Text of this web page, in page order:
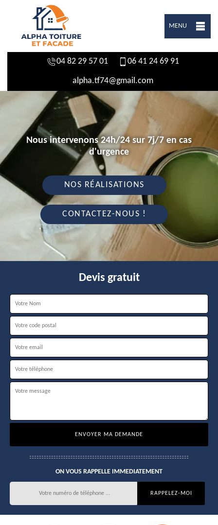
MENU
04 82 29 57 01 06 41 24 69 91
alpha.tf74@gmail.com
Nous intervenons 24h/24 sur 7j/7 en cas
d'urgence
NOS RÉALISATIONS
CONTACTEZ-NOUS !
Devis gratuit
ON VOUS RAPPELLE IMMEDIATEMENT